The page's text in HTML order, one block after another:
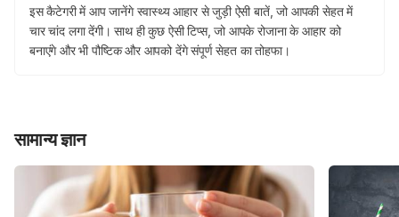
इस कैटेगरी में आप जानेंगे स्वास्थ्य आहार से जुड़ी ऐसी बातें, जो आपकी सेहत में
चार चांद लगा देंगी। साथ ही कुछ ऐसी टिप्स, जो आपके रोजाना के आहार को
बनाएंगे और भी पौष्टिक और आपको देंगे संपूर्ण सेहत का तोहफा।
सामान्य ज्ञान